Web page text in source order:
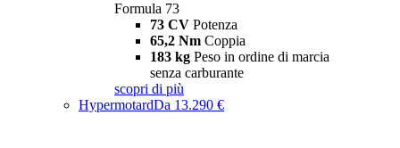
Formula 73
73 CV Potenza
65,2 Nm Coppia
183 kg Peso in ordine di marcia
senza carburante
scopri di più
HypermotardDa 13.290 €